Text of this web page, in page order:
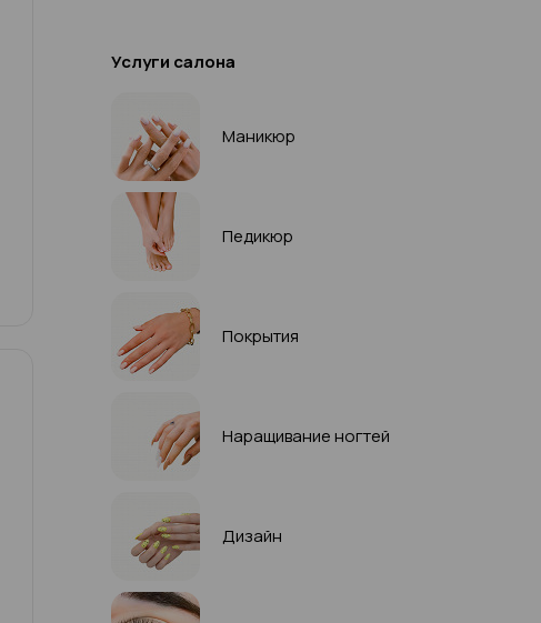
Услуги салона
Маникюр
Педикюр
Покрытия
Наращивание ногтей
Дизайн